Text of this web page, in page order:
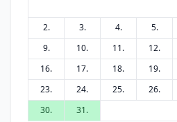
2.
3. 4. 5.
9.
10. 11. 12.
16.
17. 18. 19.
23.
24. 25. 26.
30.
31.